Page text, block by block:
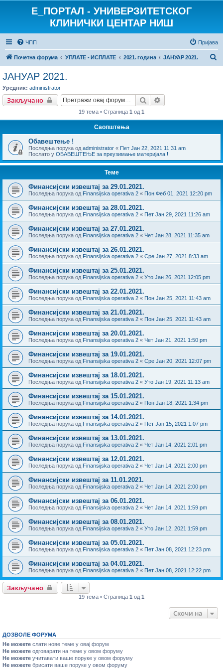
E_ПОРТАЛ - УНИВЕРЗИТЕТСКОГ
КЛИНИЧКИ ЦЕНТАР НИШ
ЧПП Пријава
Почетна форума УПЛАТЕ - ИСПЛАТЕ 2021. година ЈАНУАР 2021.
ЈАНУАР 2021.
Уредник: administrator
Закључано Претрага
19 тема • Страница 1 од 1
Саопштења
Обавештење !
Последња порука од administrator « Пет Јан 22, 2021 11:31 am
Послато у ОБАВЕШТЕЊЕ за преузимање материјала !
Теме
Финансијски извештај за 29.01.2021.
Последња порука од Finansijska operativa 2 « Пон Феб 01, 2021 12:20 pm
Финансијски извештај за 28.01.2021.
Последња порука од Finansijska operativa 2 « Пет Јан 29, 2021 11:26 am
Финансијски извештај за 27.01.2021.
Последња порука од Finansijska operativa 2 « Чет Јан 28, 2021 11:35 am
Финансијски извештај за 26.01.2021.
Последња порука од Finansijska operativa 2 « Сре Јан 27, 2021 8:33 am
Финансијски извештај за 25.01.2021.
Последња порука од Finansijska operativa 2 « Уто Јан 26, 2021 12:05 pm
Финансијски извештај за 22.01.2021.
Последња порука од Finansijska operativa 2 « Пон Јан 25, 2021 11:43 am
Финансијски извештај за 21.01.2021.
Последња порука од Finansijska operativa 2 « Пон Јан 25, 2021 11:43 am
Финансијски извештај за 20.01.2021.
Последња порука од Finansijska operativa 2 « Чет Јан 21, 2021 1:50 pm
Финансијски извештај за 19.01.2021.
Последња порука од Finansijska operativa 2 « Сре Јан 20, 2021 12:07 pm
Финансијски извештај за 18.01.2021.
Последња порука од Finansijska operativa 2 « Уто Јан 19, 2021 11:13 am
Финансијски извештај за 15.01.2021.
Последња порука од Finansijska operativa 2 « Пон Јан 18, 2021 1:34 pm
Финансијски извештај за 14.01.2021.
Последња порука од Finansijska operativa 2 « Пет Јан 15, 2021 1:07 pm
Финансијски извештај за 13.01.2021.
Последња порука од Finansijska operativa 2 « Чет Јан 14, 2021 2:01 pm
Финансијски извештај за 12.01.2021.
Последња порука од Finansijska operativa 2 « Чет Јан 14, 2021 2:00 pm
Финансијски извештај за 11.01.2021.
Последња порука од Finansijska operativa 2 « Чет Јан 14, 2021 2:00 pm
Финансијски извештај за 06.01.2021.
Последња порука од Finansijska operativa 2 « Чет Јан 14, 2021 1:59 pm
Финансијски извештај за 08.01.2021.
Последња порука од Finansijska operativa 2 « Уто Јан 12, 2021 1:59 pm
Финансијски извештај за 05.01.2021.
Последња порука од Finansijska operativa 2 « Пет Јан 08, 2021 12:23 pm
Финансијски извештај за 04.01.2021.
Последња порука од Finansijska operativa 2 « Пет Јан 08, 2021 12:22 pm
Закључано
19 тема • Страница 1 од 1
Скочи на
ДОЗВОЛЕ ФОРУМА
Не можете слати нове теме у овај форум
Не можете одговарати на теме у овом форуму
Не можете учитавати ваше поруке у овом форуму
Не можете брисати ваше поруке у овом форуму